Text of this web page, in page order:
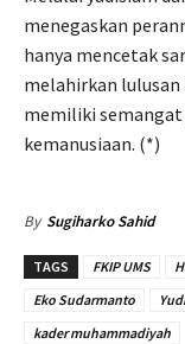
menegaskan
hanya mencetak
melahirkan lulusan
memiliki semangat
kemanusiaan. (*)
By Sugiharko Sahid
TAGS FKIP UMS
Eko Sudarmanto
kader muhammadiyah